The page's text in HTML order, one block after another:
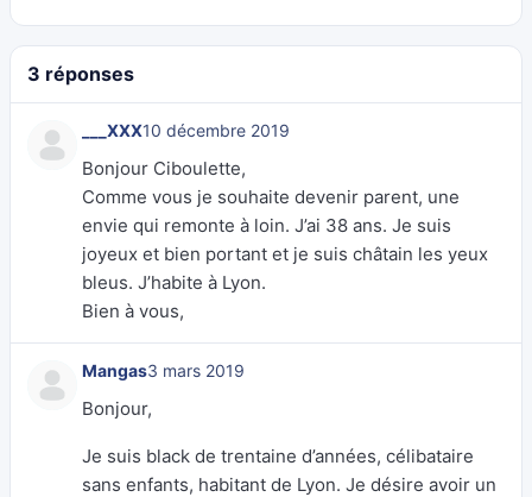
3 réponses
___XXX10 décembre 2019
Bonjour Ciboulette,
Comme vous je souhaite devenir parent, une
envie qui remonte à loin. J’ai 38 ans. Je suis
joyeux et bien portant et je suis châtain les yeux
bleus. J’habite à Lyon.
Bien à vous,
Mangas3 mars 2019
Bonjour,
Je suis black de trentaine d’années, célibataire
sans enfants, habitant de Lyon. Je désire avoir un